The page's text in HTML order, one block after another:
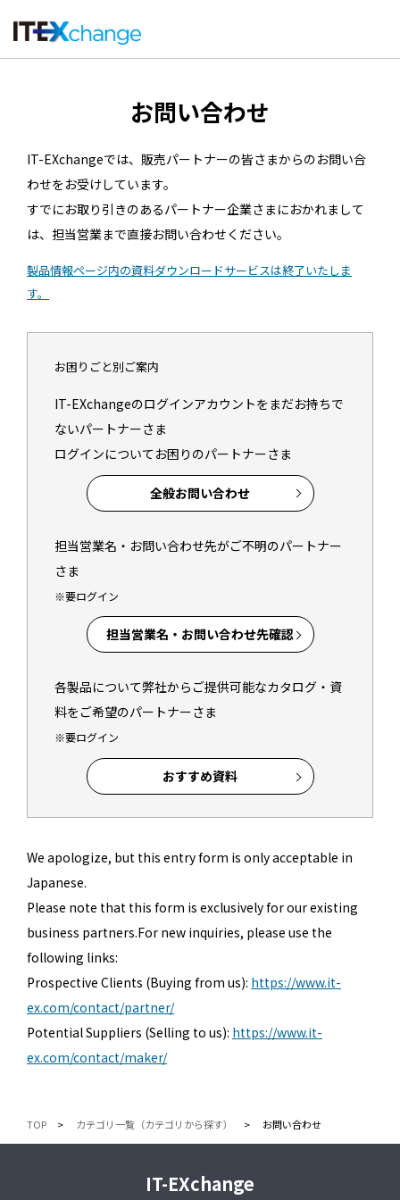
お問い合わせ
IT-EXchangeでは、販売パートナーの皆さまからのお問い合
わせをお受けしています。
すでにお取り引きのあるパートナー企業さまにおかれまして
は、担当営業まで直接お問い合わせください。
製品情報ページ内の資料ダウンロードサービスは終了いたしま
す。
お困りごと別ご案内
IT-EXchangeのログインアカウントをまだお持ちで
ないパートナーさま
ログインについてお困りのパートナーさま
全般お問い合わせ
担当営業名・お問い合わせ先がご不明のパートナー
さま
※要ログイン
担当営業名・お問い合わせ先確認
各製品について弊社からご提供可能なカタログ・資
料をご希望のパートナーさま
※要ログイン
おすすめ資料
We apologize, but this entry form is only acceptable in
Japanese.
Please note that this form is exclusively for our existing
business partners.For new inquiries, please use the
following links:
Prospective Clients (Buying from us): https://www.it-
ex.com/contact/partner/
Potential Suppliers (Selling to us): https://www.it-
ex.com/contact/maker/
TOP カテゴリ一覧（カテゴリから探す） お問い合わせ
IT-EXchange